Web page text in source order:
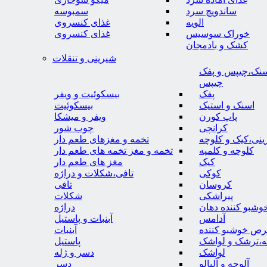
ساندویچ سرد
الویه
خوراک سوسیس
کشک و بادمجان
سمبوسه
غذای کنسروی
غذای کنسروی
شیرینی و تنقلات
و پفک
چیپس
پفک
اسنک و استیک
پاپ کورن
کرانچی
و کلوچه
کلوچه و کلمپه
کیک
کوکی
کروسان
پیراشکی
کننده دهان
آدامس
خوشبو کننده
و لواشک
لواشک
آلوچه و آلبالو
بیسکوئیت و ویفر
بیسکوئیت
ویفر و میشکا
چوب شور
تخمه و مغزهای طعم دار
تخمه و مغز تخمه های طعم دار
مغز های طعم دار
تافی،شکلات و دراژه
تافی
شکلات
دراژه
آبنبات و پاستیل
آبنبات
پاستیل
دسر و ژله
دسر